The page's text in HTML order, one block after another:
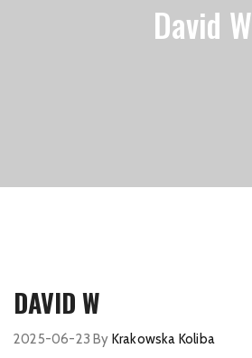
David W
DAVID W
2025-06-23 By Krakowska Koliba